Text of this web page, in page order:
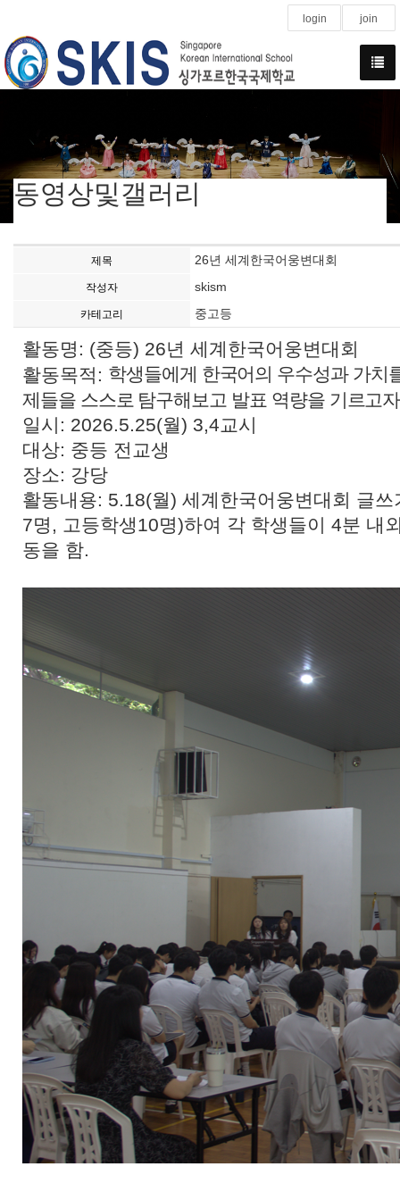
login join
동영상및갤러리
제목 26년 세계한국어웅변대회
작성자 skism
카테고리 중고등
활동명: (중등) 26년 세계한국어웅변대회
활동목적: 학생들에게 한국어의 우수성과 가치
제들을 스스로 탐구해보고 발표 역량을 기르고
일시: 2026.5.25(월) 3,4교시
대상: 중등 전교생
장소: 강당
활동내용: 5.18(월) 세계한국어웅변대회 글
7명, 고등학생10명)하여 각 학생들이 4분 내
동을 함.